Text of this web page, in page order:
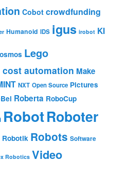
Cobot crowdfunding
Humanoid IDS igus irobot KI
Lego
cost automation Make
NXT Open Source Pictures
Roberta RoboCup
RobotRoboter
Robotik Robots Software
Robotics Video